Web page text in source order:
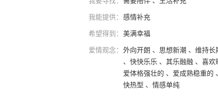
我能提供： 感情补充
希望得到： 美满幸福
爱情观念： 外向开朗 、思想新潮 、维持
、快快乐乐 、其乐融融 、喜
爱体格强壮的 、爱成熟稳重的
快热型 、情感单纯